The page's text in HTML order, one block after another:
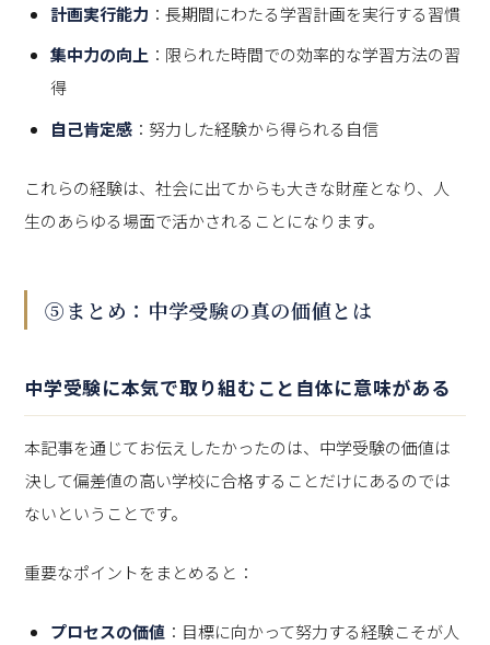
計画実行能力 ：長期間にわたる学習計画を実行する習慣
集中力の向上 ：限られた時間での効率的な学習方法の習
得
自己肯定感 ：努力した経験から得られる自信
これらの経験は、社会に出てからも大きな財産となり、人
生のあらゆる場面で活かされることになります。
⑤まとめ：中学受験の真の価値とは
中学受験に本気で取り組むこと自体に意味がある
本記事を通じてお伝えしたかったのは、中学受験の価値は
決して偏差値の高い学校に合格することだけにあるのでは
ないということです。
重要なポイントをまとめると：
プロセスの価値 ：目標に向かって努力する経験こそが人